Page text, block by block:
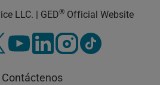
LLC. | GED® Official Website
Contáctenos